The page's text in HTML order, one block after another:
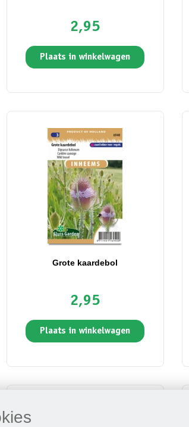
2,95
Plaats in winkelwagen
Grote kaardebol
2,95
Plaats in winkelwagen